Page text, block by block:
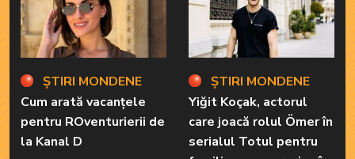
ȘTIRI MONDENE
Cum arată vacanțele
pentru ROventurierii de
la Kanal D
actrițe
ȘTIRI MONDENE
Yiğit Koçak, actorul
care joacă rolul Ömer în
serialul Totul pentru